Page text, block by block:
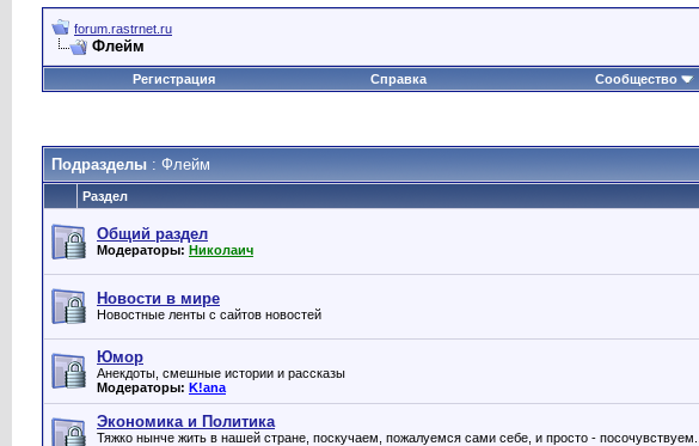
forum.rastrnet.ru
Флейм
Регистрация
Справка Сообщество
Подразделы : Флейм
Раздел
Общий раздел
Модераторы: Николаич
Новости в мире
Новостные ленты с сайтов новостей
Юмор
Анекдоты, смешные истории и рассказы
Модераторы: K!ana
Экономика и Политика
Тяжко нынче жить в нашей стране, поскучаем, пожалуемся сами себе, и просто - посочувствуем...